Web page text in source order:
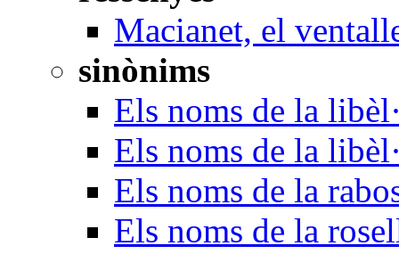
Macianet, el
sinònims
Els noms de la
Els noms de la
Els noms de la
Els noms de la